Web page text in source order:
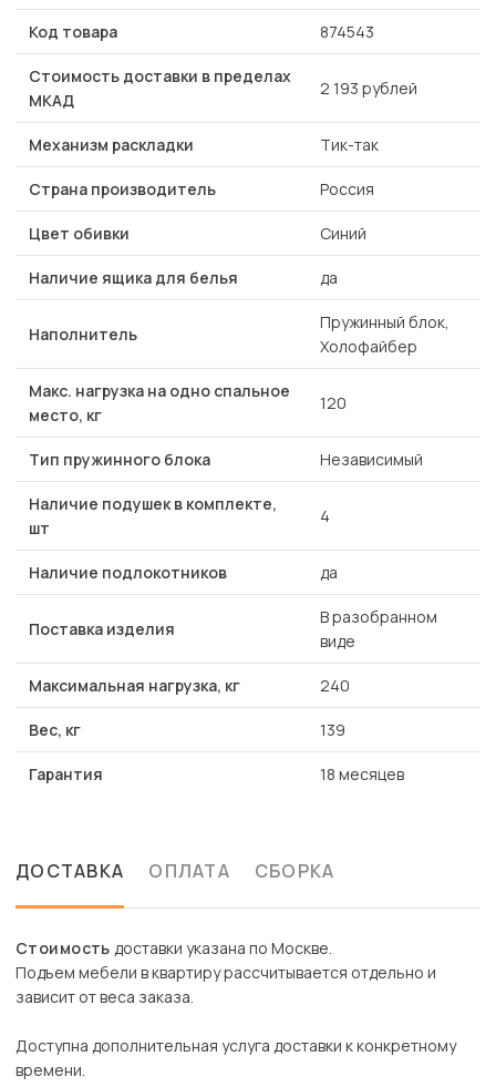
Код товара 874543
Стоимость доставки в пределах
МКАД
2 193 рублей
Механизм раскладки Тик-так
Страна производитель Россия
Цвет обивки Синий
Наличие ящика для белья да
Наполнитель
Пружинный блок,
Холофайбер
Макс. нагрузка на одно спальное
место, кг
120
Тип пружинного блока Независимый
Наличие подушек в комплекте,
шт
4
Наличие подлокотников да
Поставка изделия
В разобранном
виде
Максимальная нагрузка, кг 240
Вес, кг 139
Гарантия 18 месяцев
ДОСТАВКА ОПЛАТА СБОРКА
Стоимость доставки указана по Москве.
Подъем мебели в квартиру рассчитывается отдельно и
зависит от веса заказа.
Доступна дополнительная услуга доставки к конкретному
времени.